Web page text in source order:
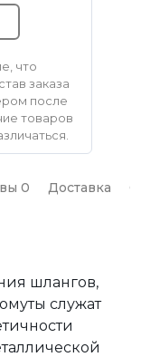
что
заказа
после
товаров
0 Доставка
шлангов,
служат